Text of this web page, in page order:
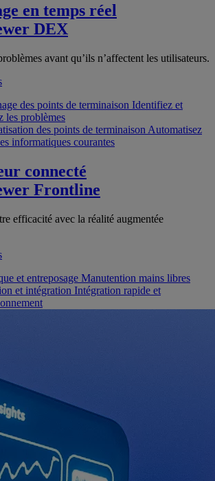
en temps réel
DEX
avant qu’ils n’affectent les utilisateurs.
des points de terminaison Identifiez et
les problèmes
des points de terminaison Automatisez
informatiques courantes
connecté
Frontline
efficacité avec la réalité augmentée
et entreposage Manutention mains libres
et intégration Intégration rapide et